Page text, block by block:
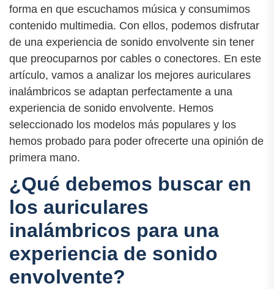
forma en que escuchamos música y consumimos
contenido multimedia. Con ellos, podemos disfrutar
de una experiencia de sonido envolvente sin tener
que preocuparnos por cables o conectores. En este
artículo, vamos a analizar los mejores auriculares
inalámbricos se adaptan perfectamente a una
experiencia de sonido envolvente. Hemos
seleccionado los modelos más populares y los
hemos probado para poder ofrecerte una opinión de
primera mano.
¿Qué debemos buscar en
los auriculares
inalámbricos para una
experiencia de sonido
envolvente?